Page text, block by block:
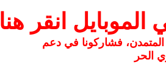
انقر هنا
المتمدن، فشاركونا في دعم
الحر